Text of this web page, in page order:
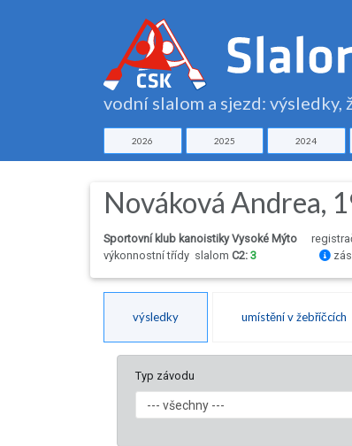
vodní slalom a sjezd: výsledky,
2026 2025 2024
Nováková Andrea,
Sportovní klub kanoistiky Vysoké Mýto
výkonnostní třídy slalom C2: 3
výsledky umístění v žebříčcích
Typ závodu